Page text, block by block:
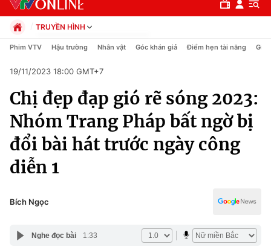
Chuyên mục
Chính trị
Xã hội
TRUYỀN HÌNH
Chính trị
Pháp luật
Kinh tế
Thể thao
Truyền hình
Văn hóa - Giải trí
Đời sống
Giáo dục
Phim VTV Hậu trường Nhân vật Góc khán giả Điểm hẹn tài năng Giải
19/11/2023 18:00 GMT+7
Chị đẹp đạp gió rẽ sóng 2023:
Nhóm Trang Pháp bất ngờ bị
đổi bài hát trước ngày công
diễn 1
Bích Ngọc
Nghe đọc bài 1:33